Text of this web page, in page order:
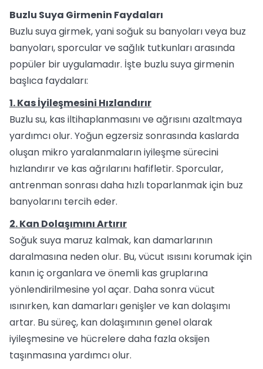
Buzlu Suya Girmenin Faydaları
Buzlu suya girmek, yani soğuk su banyoları veya buz
banyoları, sporcular ve sağlık tutkunları arasında
popüler bir uygulamadır. İşte buzlu suya girmenin
başlıca faydaları:
1. Kas İyileşmesini Hızlandırır
Buzlu su, kas iltihaplanmasını ve ağrısını azaltmaya
yardımcı olur. Yoğun egzersiz sonrasında kaslarda
oluşan mikro yaralanmaların iyileşme sürecini
hızlandırır ve kas ağrılarını hafifletir. Sporcular,
antrenman sonrası daha hızlı toparlanmak için buz
banyolarını tercih eder.
2. Kan Dolaşımını Artırır
Soğuk suya maruz kalmak, kan damarlarının
daralmasına neden olur. Bu, vücut ısısını korumak için
kanın iç organlara ve önemli kas gruplarına
yönlendirilmesine yol açar. Daha sonra vücut
ısınırken, kan damarları genişler ve kan dolaşımı
artar. Bu süreç, kan dolaşımının genel olarak
iyileşmesine ve hücrelere daha fazla oksijen
taşınmasına yardımcı olur.